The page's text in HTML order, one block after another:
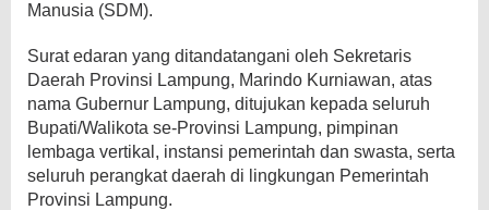
Manusia (SDM).
Surat edaran yang ditandatangani oleh Sekretaris
Daerah Provinsi Lampung, Marindo Kurniawan, atas
nama Gubernur Lampung, ditujukan kepada seluruh
Bupati/Walikota se-Provinsi Lampung, pimpinan
lembaga vertikal, instansi pemerintah dan swasta, serta
seluruh perangkat daerah di lingkungan Pemerintah
Provinsi Lampung.